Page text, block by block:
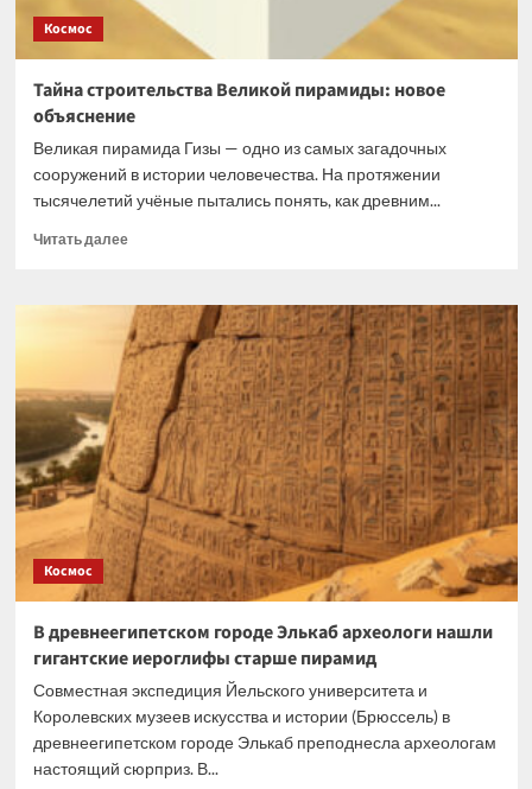
Космос
Тайна строительства Великой пирамиды: новое
объяснение
Великая пирамида Гизы — одно из самых загадочных
сооружений в истории человечества. На протяжении
тысячелетий учёные пытались понять, как древним...
Читать далееПрочитать
Тайна
строительства
Великой
пирамиды:
новое
объяснение
Космос
В древнеегипетском городе Элькаб археологи нашли
гигантские иероглифы старше пирамид
Совместная экспедиция Йельского университета и
Королевских музеев искусства и истории (Брюссель) в
древнеегипетском городе Элькаб преподнесла археологам
настоящий сюрприз. В...